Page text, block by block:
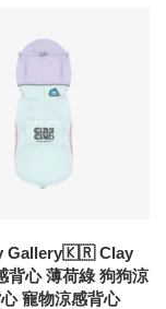
Gallery🇰🇷 Clay
背心 薄荷綠 狗狗涼
寵物涼感背心